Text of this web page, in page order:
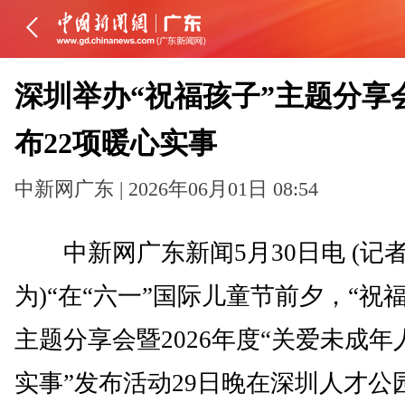
深圳举办“祝福孩子”主题分享
布22项暖心实事
中新网广东 | 2026年06月01日 08:54
中新网广东新闻5月30日电 (记
为)“在“六一”国际儿童节前夕，“祝
主题分享会暨2026年度“关爱未成年
实事”发布活动29日晚在深圳人才公